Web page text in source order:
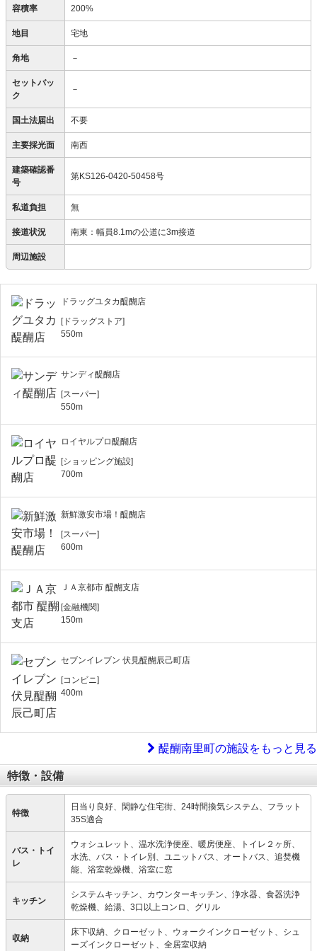
容積率 200%
地目 宅地
角地 －
セットバッ
ク
－
国土法届出 不要
主要採光面 南西
建築確認番
号
第KS126-0420-50458号
私道負担 無
接道状況 南東：幅員8.1mの公道に3m接道
周辺施設
ドラッグユタカ醍醐店
[ドラッグストア]
550m
サンディ醍醐店
[スーパー]
550m
ロイヤルプロ醍醐店
[ショッピング施設]
700m
新鮮激安市場！醍醐店
[スーパー]
600m
ＪＡ京都市 醍醐支店
[金融機関]
150m
セブンイレブン 伏見醍醐辰己町店
[コンビニ]
400m
醍醐南里町の施設をもっと見る
特徴・設備
特徴
日当り良好、閑静な住宅街、24時間換気システム、フラット
35S適合
バス・トイ
レ
ウォシュレット、温水洗浄便座、暖房便座、トイレ２ヶ所、
水洗、バス・トイレ別、ユニットバス、オートバス、追焚機
能、浴室乾燥機、浴室に窓
キッチン
システムキッチン、カウンターキッチン、浄水器、食器洗浄
乾燥機、給湯、3口以上コンロ、グリル
収納
床下収納、クローゼット、ウォークインクローゼット、シュ
ーズインクローゼット、全居室収納